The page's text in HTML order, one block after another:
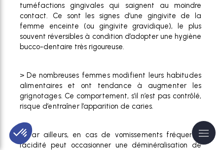
tuméfactions gingivales qui saignent au moindre
contact. Ce sont les signes d’une gingivite de la
femme enceinte (ou gingivite gravidique), le plus
souvent réversibles à condition d’adopter une hygiène
bucco-dentaire très rigoureuse.
> De nombreuses femmes modifient leurs habitudes
alimentaires et ont tendance à augmenter les
grignotages. Ce comportement, s’il n’est pas contrôlé,
risque d’entraîner l’apparition de caries.
> Par ailleurs, en cas de vomissements fréquents,
l’acidité peut occasionner une déminéralisation de